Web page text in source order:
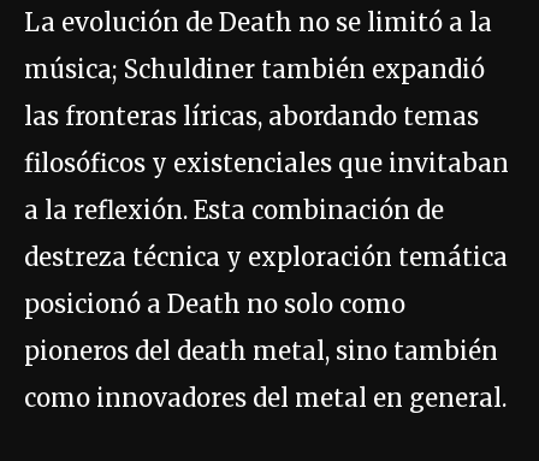
La evolución de Death no se limitó a la
música; Schuldiner también expandió
las fronteras líricas, abordando temas
filosóficos y existenciales que invitaban
a la reflexión. Esta combinación de
destreza técnica y exploración temática
posicionó a Death no solo como
pioneros del death metal, sino también
como innovadores del metal en general.